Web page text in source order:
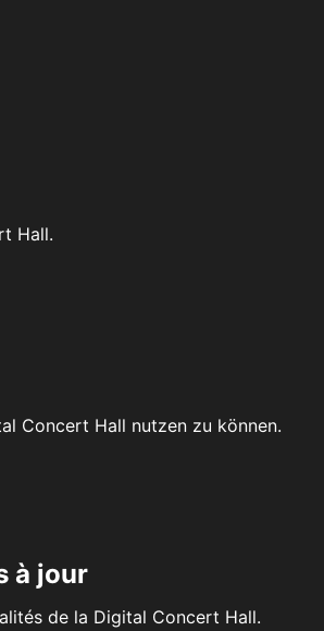
Hall.
Concert Hall nutzen zu können.
à jour
de la Digital Concert Hall.